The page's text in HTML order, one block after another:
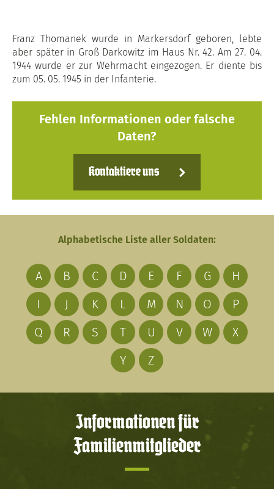
Franz Thomanek wurde in Markersdorf geboren, lebte
aber später in Groß Darkowitz im Haus Nr. 42. Am 27. 04.
1944 wurde er zur Wehrmacht eingezogen. Er diente bis
zum 05. 05. 1945 in der Infanterie.
Fehlen Informationen oder falsche
Daten?
Kontaktiere uns
Alphabetische Liste aller Soldaten:
A B C D E F G
H
I
J K L M N O
P
Q
R S T U V W
X
Y
Z
Informationen für
Familienmitglieder